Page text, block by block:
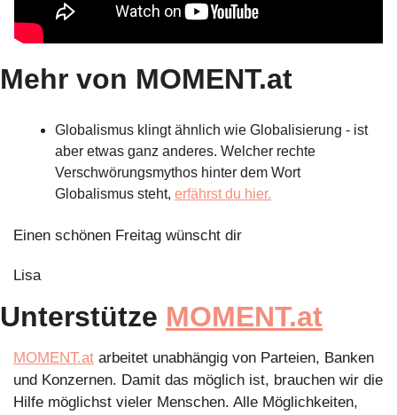
Mehr von MOMENT.at
Globalismus klingt ähnlich wie Globalisierung - ist
aber etwas ganz anderes. Welcher rechte
Verschwörungsmythos hinter dem Wort
Globalismus steht, erfährst du hier.
Einen schönen Freitag wünscht dir
Lisa
Unterstütze MOMENT.at
MOMENT.at arbeitet unabhängig von Parteien, Banken
und Konzernen. Damit das möglich ist, brauchen wir die
Hilfe möglichst vieler Menschen. Alle Möglichkeiten,